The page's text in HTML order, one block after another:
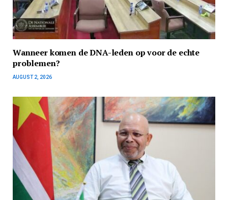
Wanneer komen de DNA-leden op voor de echte
problemen?
AUGUST 2, 2026